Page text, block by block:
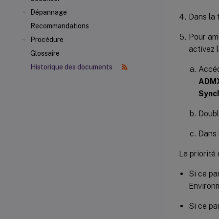
Dépannage
Recommandations
Procédure
Glossaire
Historique des documents
Dans la
Pour
activez
La priorité
Si ce
Si ce